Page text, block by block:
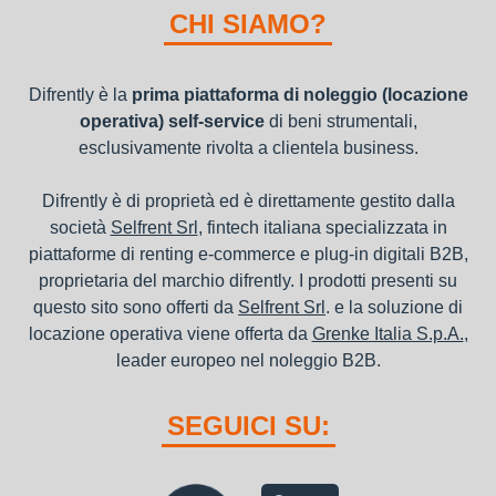
nel bilancio, poiché i canoni vengono considerati un servizio. I
canoni di noleggio sono deducibili ai fini IRES e IRAP
CHI SIAMO?
Difrently è la prima piattaforma di noleggio (locazione
operativa) self-servicedi beni strumentali,
esclusivamente rivolta a clientela business.
Difrently è di proprietà ed è direttamente gestito dalla
società Selfrent Srl , fintech italiana specializzata in
piattaforme di renting e-commerce e plug-in digitali B2B,
proprietaria del marchio difrently. I prodotti presenti su
questo sito sono offerti da Selfrent Srl . e la soluzione di
locazione operativa viene offerta da Grenke Italia S.p.A.,
leader europeo nel noleggio B2B.
SEGUICI SU: